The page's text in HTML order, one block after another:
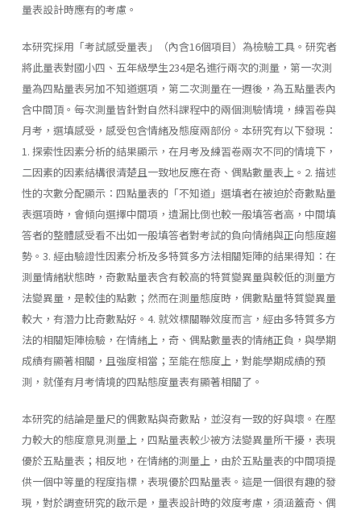
量表設計時應有的考慮。
本研究採用「考試感受量表」（內含16個項目）為檢驗工具。研究者
將此量表對國小四、五年級學生234是名進行兩次的測量，第一次測
量為四點量表另加不知道選項，第二次測量在一週後，為五點量表內
含中間頂。每次測量皆針對自然科課程中的兩個測驗情境，練習卷與
月考，選填感受，感受包含情緒及態度兩部份。本研究有以下發現：
1. 探索性因素分析的結果顯示，在月考及練習卷兩次不同的情境下，
二因素的因素結構很清楚且一致地反應在奇、偶點數量表上。2. 描述
性的次數分配顯示：四點量表的「不知道」選填者在被迫於奇數點量
表選項時，會傾向選擇中間項，遺漏比倒也較一般填答者高，中間填
答者的整體感受看不出如一般填答者對考試的負向情緒與正向態度趨
勢。3. 經由驗證性因素分析及多特質多方法相關矩陣的結果得知：在
測量情緒狀態時，奇數點量表含有較高的特質變異量與較低的測量方
法變異量，是較佳的點數；然而在測量態度時，偶數點量特質變異量
較大，有潛力比奇數點好。4. 就效標關聯效度而言，經由多特質多方
法的相關矩陣檢驗，在情緒上，奇、偶點數量表的情緒正負，與學期
成績有顯著相關，且強度相當；至能在態度上，對能學期成績的預
測，就僅有月考情境的四點態度量表有顯著相關了。
本研究的結論是量尺的偶數點與奇數點，並沒有一致的好與壞。在壓
力較大的態度意見測量上，四點量表較少被方法變異量所干擾，表現
優於五點量表；相反地，在情緒的測量上，由於五點量表的中間項提
供一個中等量的程度指標，表現優於四點量表。這是一個很有趣的發
現，對於調查研究的啟示是，量表設計時的效度考慮，須涵蓋奇、偶